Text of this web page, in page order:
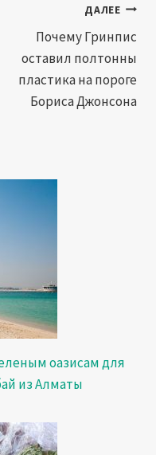
ДАЛЕЕ
Почему Гринпис
оставил полтонны
пластика на пороге
Бориса Джонсона
оазисам для
из Алматы